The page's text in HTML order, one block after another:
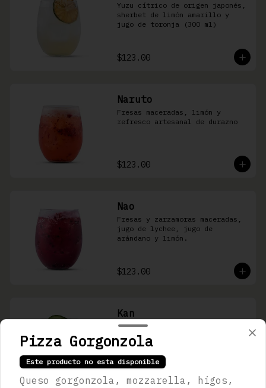
Yuzu cítrico de origen japonés,
sherbet de limón amarillo y
jugo de toronja (300 ml)
$123.00
Naruto
Fresas maceradas, limón y
refresco artesanal de durazno
$123.00
Nao
Fresas y zarzamoras maceradas,
jugo de lychee, jugo de
arándano y limón.
$123.00
Kan
Jugo de limón real, jarabe de
jengibre, pepino y agua mineral
(300ml)
$123.00
Pizza Gorgonzola
Este producto no esta disponible
Queso gorgonzola, mozzarella, higos,